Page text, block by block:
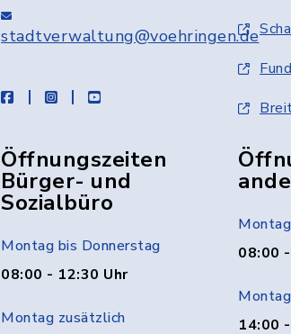
stadtverwaltung@voehringen.de
facebookinstagramyoutube
Öffnungszeiten
Bürger- und
Sozialbüro
Montag bis Donnerstag
08:00 - 12:30 Uhr
Montag zusätzlich
08:00
14:00